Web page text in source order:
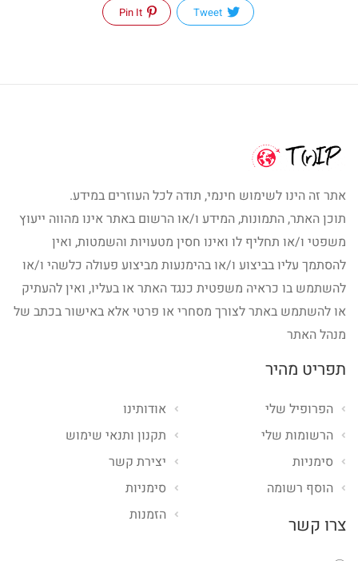
Tweet
Pin It
אתר זה הינו לשימוש חינמי, תודה לכל העוזרים במידע.
תוכן האתר, התמונות, המידע ו/או הרשום באתר אינו מהווה ייעוץ
משפטי ו/או תחליף לו ואינו חסין מטעויות והשמטות, ואין
להסתמך עליו בביצוע ו/או בהימנעות מביצוע פעולה כלשהי ו/או
להשתמש בו כראיה משפטית כנגד האתר או בעליו, ואין להעתיק
או להשתמש באתר לצורך מסחרי או פרטי אלא באישור בכתב של
מנהל האתר
תפריט מהיר
אודותינו
תקנון ותנאי שימוש
יצירת קשר
סימניות
הזמנות
הפרופיל שלי
הרשומות שלי
סימניות
הוסף רשומה
צרו קשר